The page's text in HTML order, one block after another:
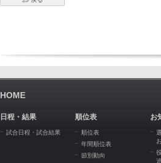
HOME
日程・結果
試合日程・試合結果
順位表
順位表
年間順位表
節別動向
お